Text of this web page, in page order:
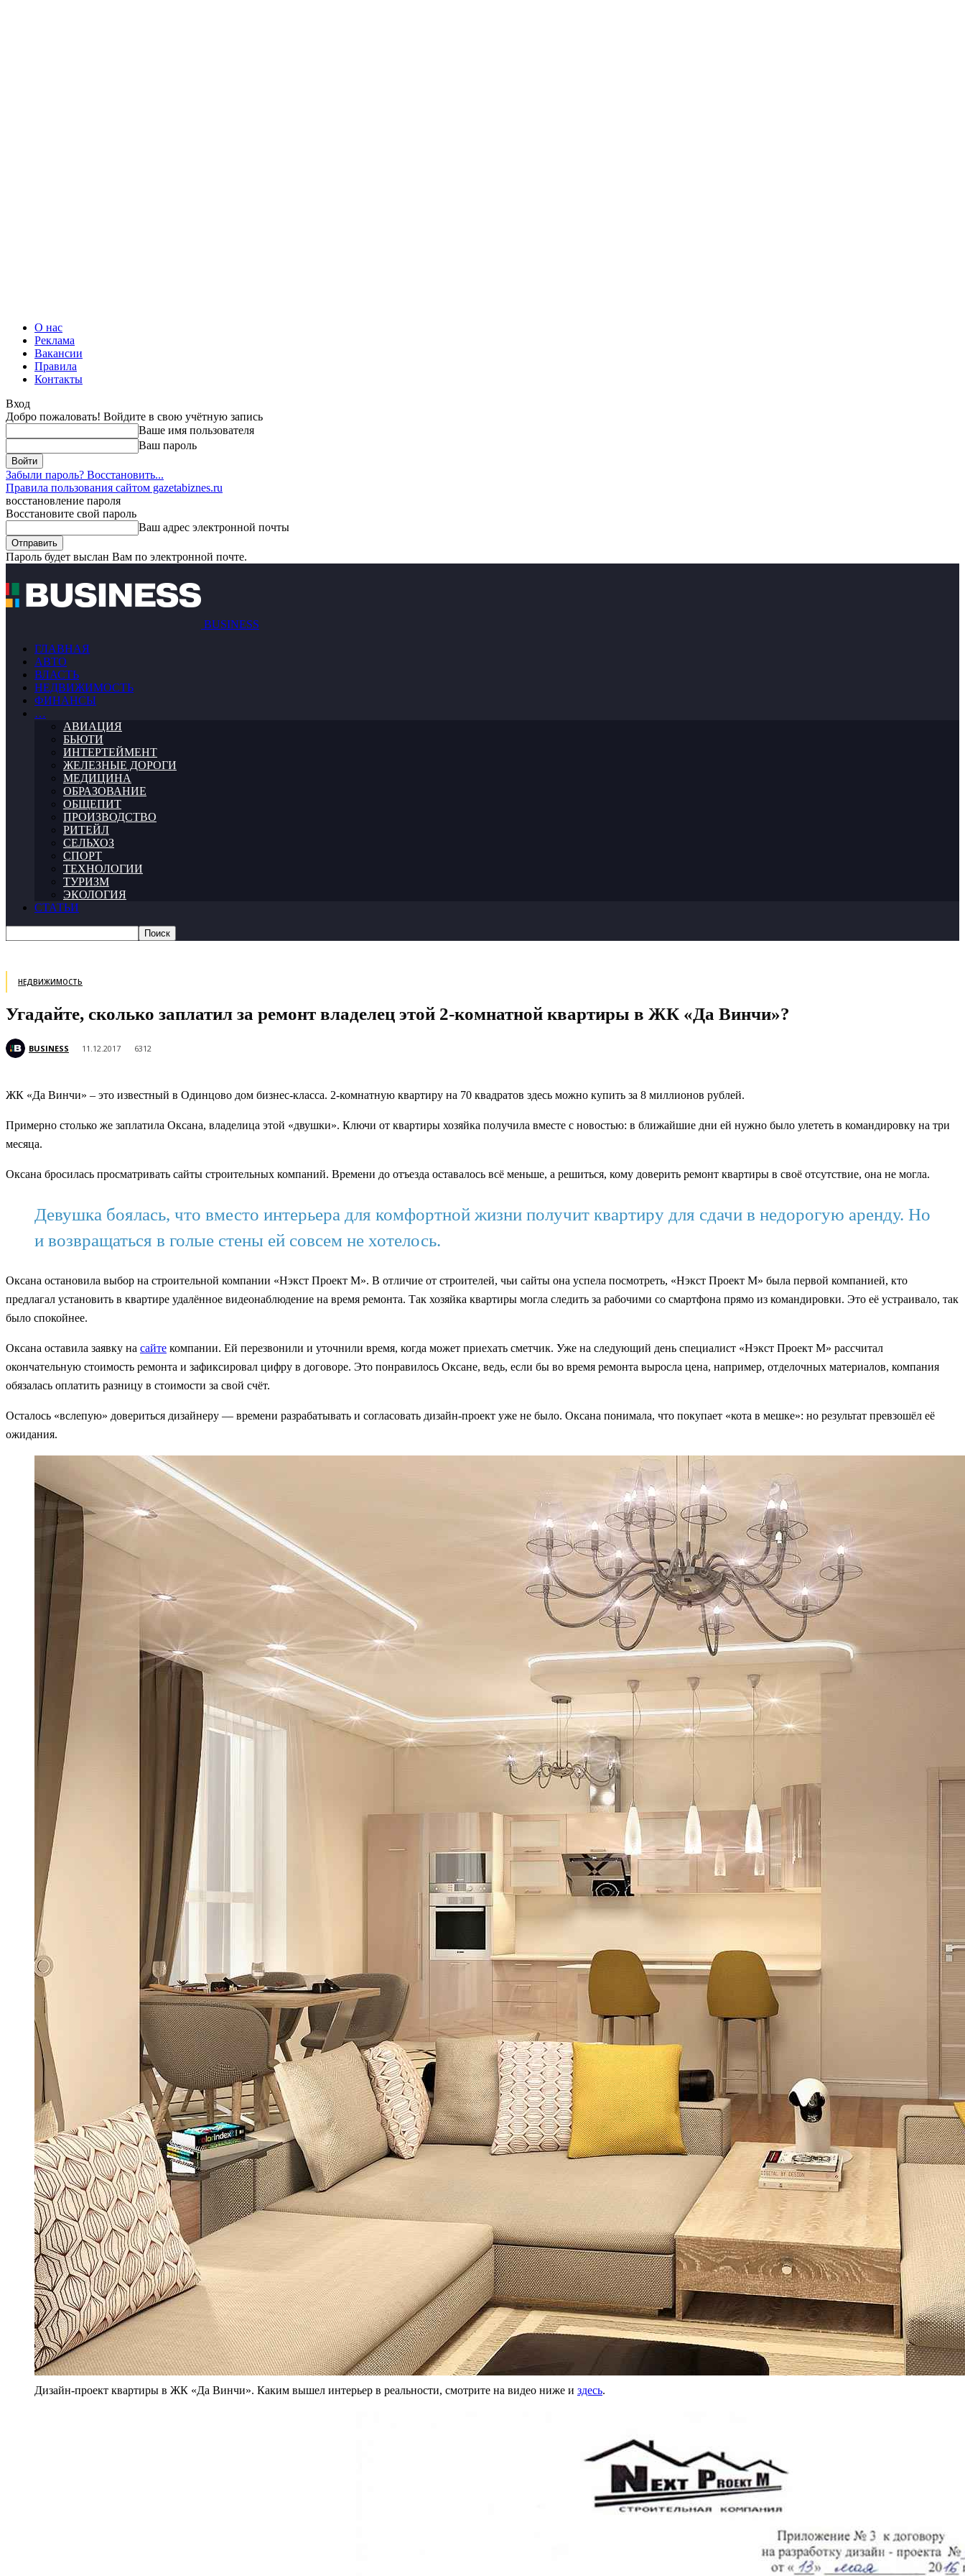
О нас
Реклама
Вакансии
Правила
Контакты
Вход
Добро пожаловать! Войдите в свою учётную запись
Ваше имя пользователя
Ваш пароль
Забыли пароль? Восстановить...
Правила пользования сайтом gazetabiznes.ru
восстановление пароля
Восстановите свой пароль
Ваш адрес электронной почты
Пароль будет выслан Вам по электронной почте.
BUSINESS
ГЛАВНАЯ
АВТО
ВЛАСТЬ
НЕДВИЖИМОСТЬ
ФИНАНСЫ
…
АВИАЦИЯ
БЬЮТИ
ИНТЕРТЕЙМЕНТ
ЖЕЛЕЗНЫЕ ДОРОГИ
МЕДИЦИНА
ОБРАЗОВАНИЕ
ОБЩЕПИТ
ПРОИЗВОДСТВО
РИТЕЙЛ
СЕЛЬХОЗ
СПОРТ
ТЕХНОЛОГИИ
ТУРИЗМ
ЭКОЛОГИЯ
СТАТЬИ
НЕДВИЖИМОСТЬ
Угадайте, сколько заплатил за ремонт владелец этой 2-комнатной квартиры в ЖК «Да Винчи»?
BUSINESS 11.12.2017 6312
ЖК «Да Винчи» – это известный в Одинцово дом бизнес-класса. 2-комнатную квартиру на 70 квадратов здесь можно купить за 8 миллионов рублей.
Примерно столько же заплатила Оксана, владелица этой «двушки». Ключи от квартиры хозяйка получила вместе с новостью: в ближайшие дни ей нужно было улететь в командировку на три
месяца.
Оксана бросилась просматривать сайты строительных компаний. Времени до отъезда оставалось всё меньше, а решиться, кому доверить ремонт квартиры в своё отсутствие, она не могла.
Девушка боялась, что вместо интерьера для комфортной жизни получит квартиру для сдачи в недорогую аренду. Но
и возвращаться в голые стены ей совсем не хотелось.
Оксана остановила выбор на строительной компании «Нэкст Проект М». В отличие от строителей, чьи сайты она успела посмотреть, «Нэкст Проект М» была первой компанией, кто
предлагал установить в квартире удалённое видеонаблюдение на время ремонта. Так хозяйка квартиры могла следить за рабочими со смартфона прямо из командировки. Это её устраивало, так
было спокойнее.
Оксана оставила заявку на сайте компании. Ей перезвонили и уточнили время, когда может приехать сметчик. Уже на следующий день специалист «Нэкст Проект М» рассчитал
окончательную стоимость ремонта и зафиксировал цифру в договоре. Это понравилось Оксане, ведь, если бы во время ремонта выросла цена, например, отделочных материалов, компания
обязалась оплатить разницу в стоимости за свой счёт.
Осталось «вслепую» довериться дизайнеру — времени разрабатывать и согласовать дизайн-проект уже не было. Оксана понимала, что покупает «кота в мешке»: но результат превзошёл её
ожидания.
Дизайн-проект квартиры в ЖК «Да Винчи». Каким вышел интерьер в реальности, смотрите на видео ниже и здесь.